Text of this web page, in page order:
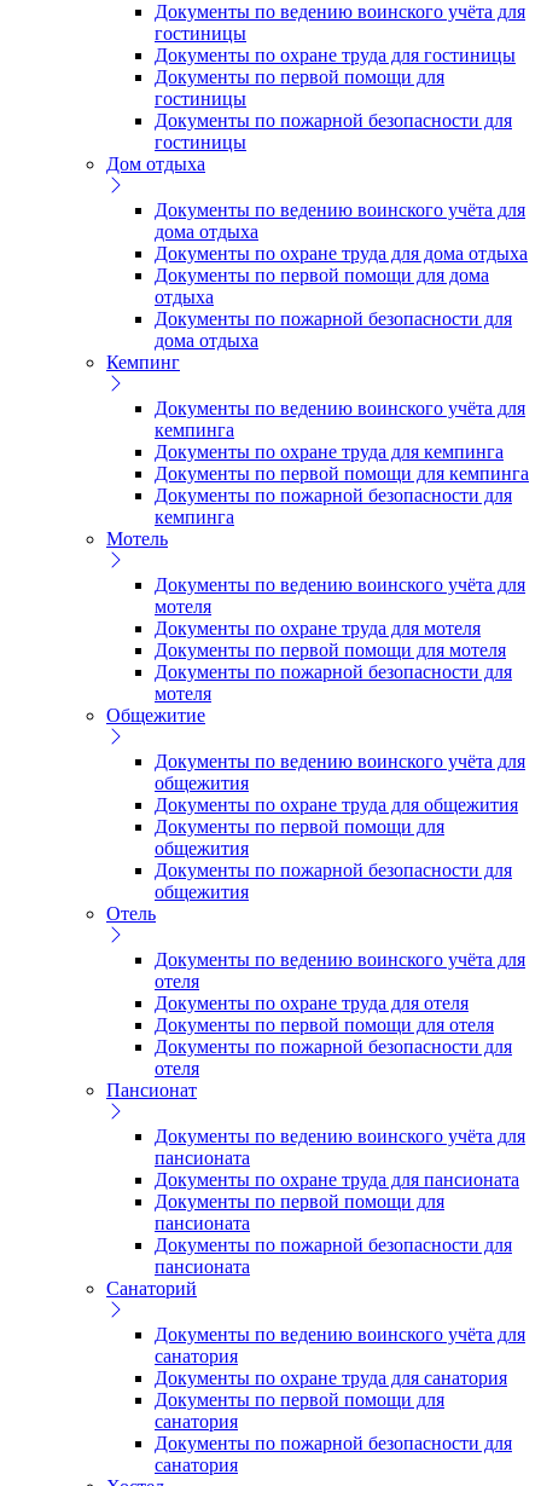
Документы по ведению воинского учёта для
гостиницы
Документы по охране труда для гостиницы
Документы по первой помощи для
гостиницы
Документы по пожарной безопасности для
гостиницы
Дом отдыха
Документы по ведению воинского учёта для
дома отдыха
Документы по охране труда для дома отдыха
Документы по первой помощи для дома
отдыха
Документы по пожарной безопасности для
дома отдыха
Кемпинг
Документы по ведению воинского учёта для
кемпинга
Документы по охране труда для кемпинга
Документы по первой помощи для кемпинга
Документы по пожарной безопасности для
кемпинга
Мотель
Документы по ведению воинского учёта для
мотеля
Документы по охране труда для мотеля
Документы по первой помощи для мотеля
Документы по пожарной безопасности для
мотеля
Общежитие
Документы по ведению воинского учёта для
общежития
Документы по охране труда для общежития
Документы по первой помощи для
общежития
Документы по пожарной безопасности для
общежития
Отель
Документы по ведению воинского учёта для
отеля
Документы по охране труда для отеля
Документы по первой помощи для отеля
Документы по пожарной безопасности для
отеля
Пансионат
Документы по ведению воинского учёта для
пансионата
Документы по охране труда для пансионата
Документы по первой помощи для
пансионата
Документы по пожарной безопасности для
пансионата
Санаторий
Документы по ведению воинского учёта для
санатория
Документы по охране труда для санатория
Документы по первой помощи для
санатория
Документы по пожарной безопасности для
санатория